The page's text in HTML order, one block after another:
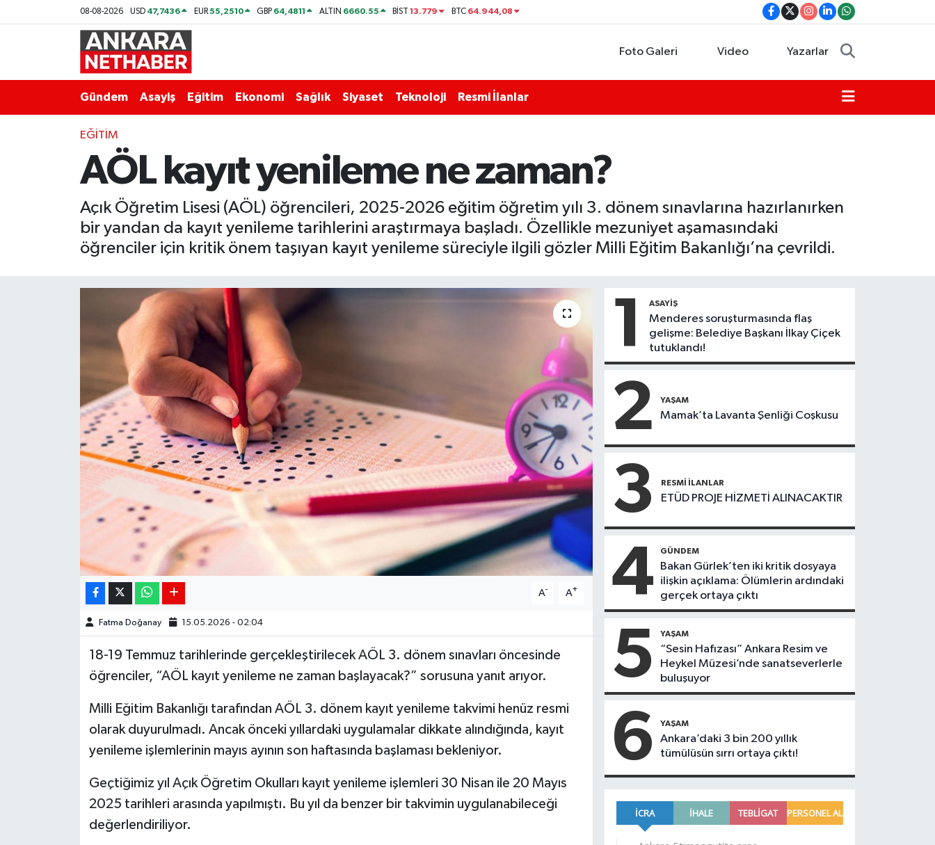
08-08-2026 USD 47,7436 EUR55,2510 GBP 64,4811 ALTIN 6660.55 BİST13.779 BTC 64.944,08
Foto Galeri Video Yazarlar
Gündem Asayiş Eğitim Ekonomi Sağlık Siyaset Teknoloji Resmi İlanlar
EĞITIM
AÖL kayıt yenileme ne zaman?
Açık Öğretim Lisesi (AÖL) öğrencileri, 2025-2026 eğitim öğretim yılı 3. dönem sınavlarına hazırlanırken
bir yandan da kayıt yenileme tarihlerini araştırmaya başladı. Özellikle mezuniyet aşamasındaki
öğrenciler için kritik önem taşıyan kayıt yenileme süreciyle ilgili gözler Milli Eğitim Bakanlığı’na çevrildi.
A- A+
Fatma Doğanay 15.05.2026 - 02:04
18-19 Temmuz tarihlerinde gerçekleştirilecek AÖL 3. dönem sınavları öncesinde
öğrenciler, “AÖL kayıt yenileme ne zaman başlayacak?” sorusuna yanıt arıyor.
Milli Eğitim Bakanlığı tarafından AÖL 3. dönem kayıt yenileme takvimi henüz resmi
olarak duyurulmadı. Ancak önceki yıllardaki uygulamalar dikkate alındığında, kayıt
yenileme işlemlerinin mayıs ayının son haftasında başlaması bekleniyor.
Geçtiğimiz yıl Açık Öğretim Okulları kayıt yenileme işlemleri 30 Nisan ile 20 Mayıs
2025 tarihleri arasında yapılmıştı. Bu yıl da benzer bir takvimin uygulanabileceği
değerlendiriliyor.
1 ASAYIŞ
Menderes soruşturmasında flaş
gelişme: Belediye Başkanı İlkay Çiçek
tutuklandı!
2 YAŞAM
Mamak’ta Lavanta Şenliği Coşkusu
3 RESMI İLANLAR
ETÜD PROJE HİZMETİ ALINACAKTIR
4 GÜNDEM
Bakan Gürlek’ten iki kritik dosyaya
ilişkin açıklama: Ölümlerin ardındaki
gerçek ortaya çıktı
5 YAŞAM
“Sesin Hafızası” Ankara Resim ve
Heykel Müzesi’nde sanatseverlerle
buluşuyor
6 YAŞAM
Ankara’daki 3 bin 200 yıllık
tümülüsün sırrı ortaya çıktı!
Ekonomi
Kim Kimdir Nereli
Teknoloji
Ankara Hava Durumu
Tüm Manşetler
Haber Arşivi